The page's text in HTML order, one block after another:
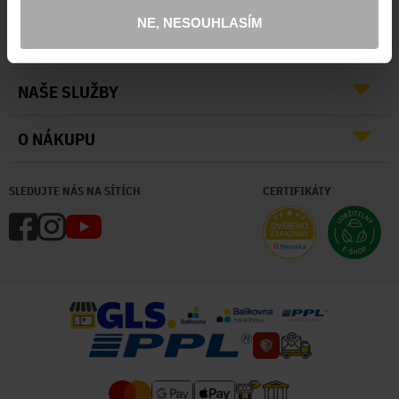
NE, NESOUHLASÍM
SLEDUJTE NÁS NA SÍTÍCH CERTIFIKÁTY
O NÁS
NAŠE SLUŽBY
O NÁKUPU